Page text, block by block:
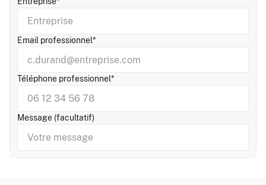
Email professionnel*
Téléphone professionnel*
Message (facultatif)